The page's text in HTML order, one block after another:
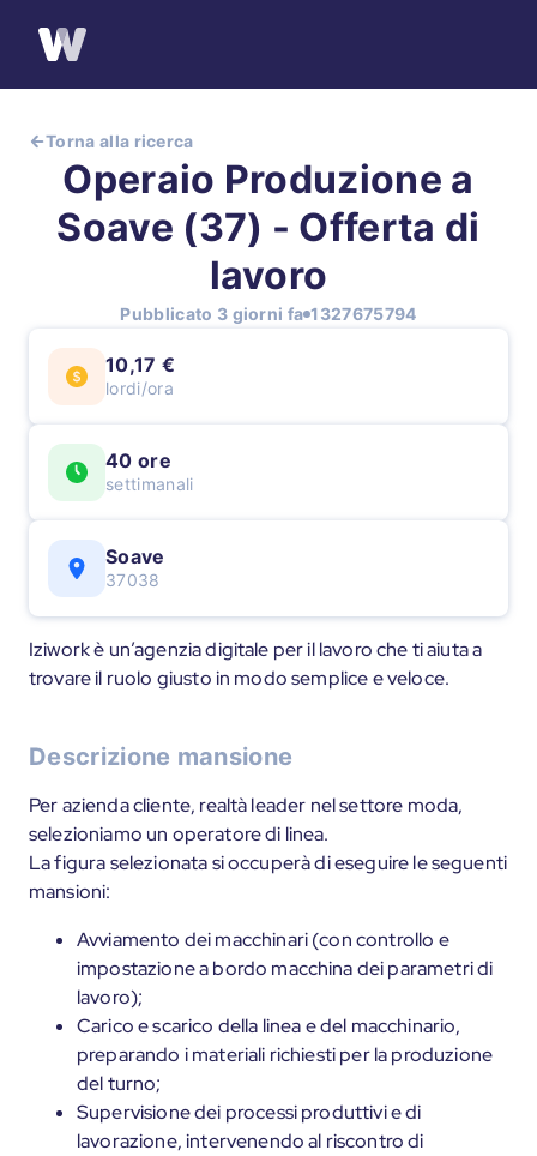
Torna alla ricerca
Operaio Produzione a
Soave (37) - Offerta di
lavoro
Pubblicato 3 giorni fa 1327675794
10,17 €
lordi/ora
40 ore
settimanali
Soave
37038
Iziwork è un’agenzia digitale per il lavoro che ti aiuta a
trovare il ruolo giusto in modo semplice e veloce.
Descrizione mansione
Per azienda cliente, realtà leader nel settore moda,
selezioniamo un operatore di linea.
La figura selezionata si occuperà di eseguire le seguenti
mansioni:
Avviamento dei macchinari (con controllo e
impostazione a bordo macchina dei parametri di
lavoro);
Carico e scarico della linea e del macchinario,
preparando i materiali richiesti per la produzione
del turno;
Supervisione dei processi produttivi e di
lavorazione, intervenendo al riscontro di